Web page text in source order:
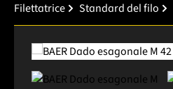
Filettatrice Standard del filo
Salta la galleria di immagini